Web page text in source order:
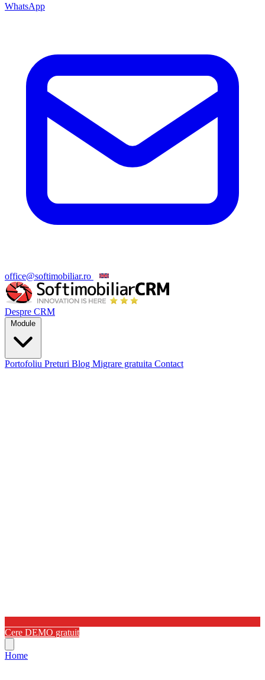
WhatsApp
office@softimobiliar.ro
Despre CRM
Module
Portofoliu Preturi Blog Migrare gratuita Contact
Cere DEMO gratuit
Home